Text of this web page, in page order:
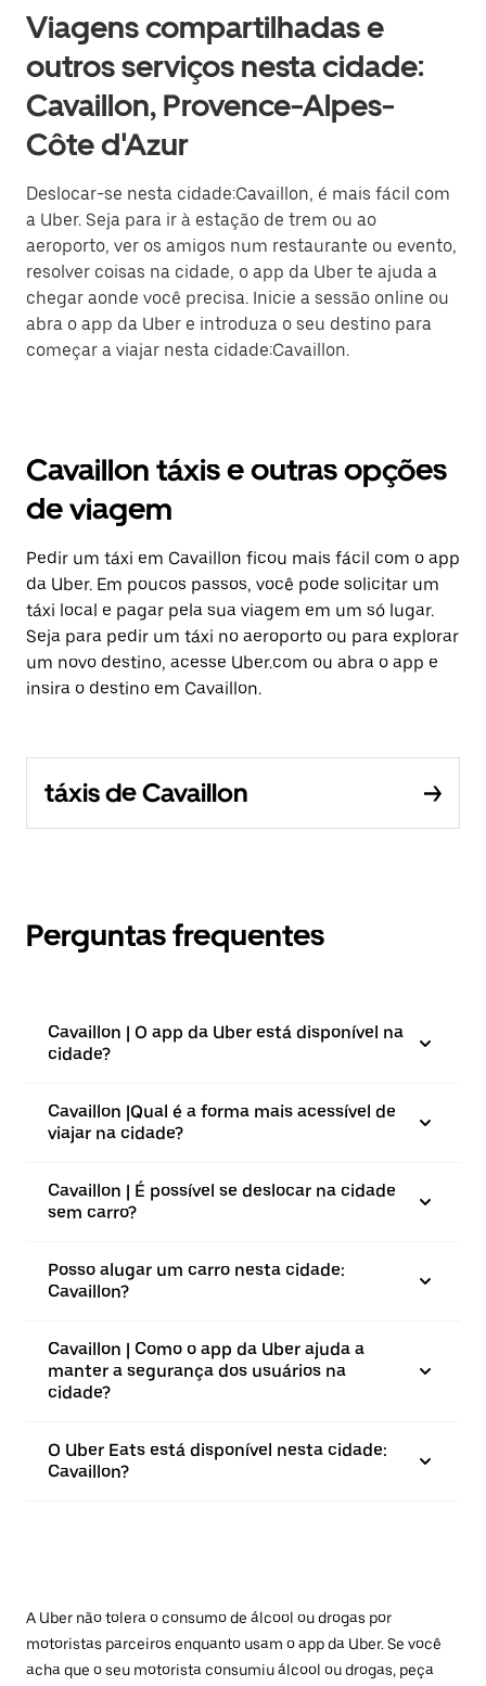
Viagens compartilhadas e
outros serviços nesta cidade:
Cavaillon, Provence-Alpes-
Côte d'Azur
Deslocar-se nesta cidade:Cavaillon, é mais fácil com
a Uber. Seja para ir à estação de trem ou ao
aeroporto, ver os amigos num restaurante ou evento,
resolver coisas na cidade, o app da Uber te ajuda a
chegar aonde você precisa. Inicie a sessão online ou
abra o app da Uber e introduza o seu destino para
começar a viajar nesta cidade:Cavaillon.
Cavaillon táxis e outras opções
de viagem
Pedir um táxi em Cavaillon ficou mais fácil com o app
da Uber. Em poucos passos, você pode solicitar um
táxi local e pagar pela sua viagem em um só lugar.
Seja para pedir um táxi no aeroporto ou para explorar
um novo destino, acesse Uber.com ou abra o app e
insira o destino em Cavaillon.
táxis de Cavaillon
Perguntas frequentes
Cavaillon | O app da Uber está disponível na
cidade?
Cavaillon |⁠Qual é a forma mais acessível de
viajar na cidade?
Cavaillon | É possível se deslocar na cidade
sem carro?
Posso alugar um carro nesta cidade:
Cavaillon?
Cavaillon | Como o app da Uber ajuda a
manter a segurança dos usuários na
cidade?
O Uber Eats está disponível nesta cidade:
Cavaillon?
A Uber não tolera o consumo de álcool ou drogas por
motoristas parceiros enquanto usam o app da Uber. Se você
acha que o seu motorista consumiu álcool ou drogas, peça